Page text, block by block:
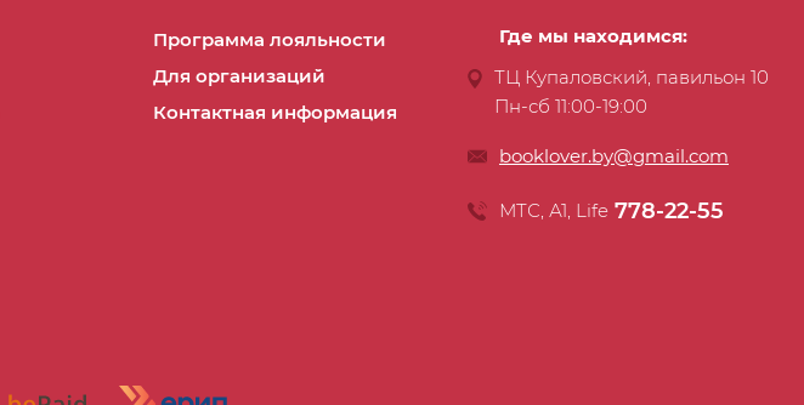
Программа лояльности
Для организаций
Контактная информация
Где мы находимся:
ТЦ Купаловский, павильон 10
Пн-сб 11:00-19:00
booklover.by@gmail.com
МТС, А1, Life 778-22-55